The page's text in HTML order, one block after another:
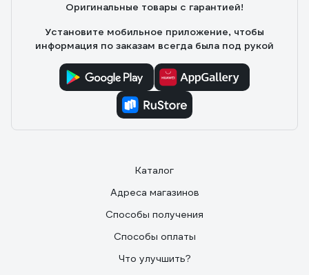
Оригинальные товары с гарантией!
Установите мобильное приложение, чтобы
информация по заказам всегда была под рукой
Каталог
Адреса магазинов
Способы получения
Способы оплаты
Что улучшить?